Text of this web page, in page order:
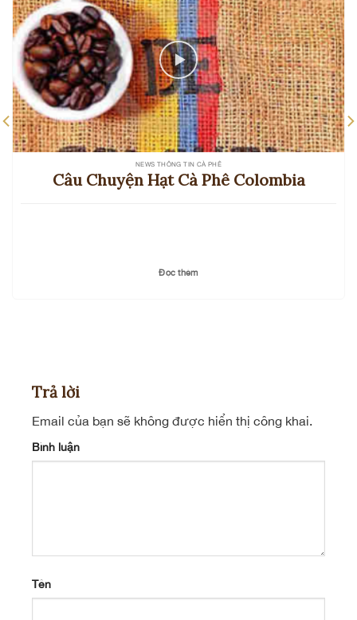
NEWS THÔNG TIN CÀ PHÊ
Câu Chuyện Hạt Cà Phê Colombia
Đọc thêm
Trả lời
Email của bạn sẽ không được hiển thị công khai.
Bình luận
Tên